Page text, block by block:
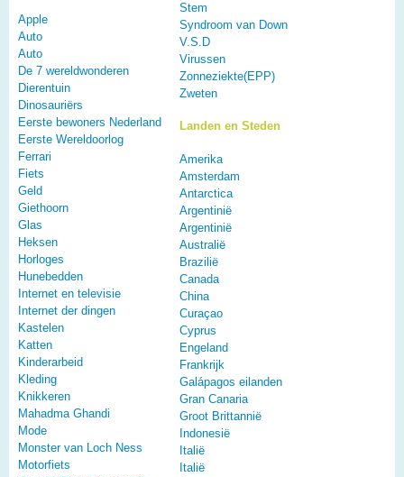
Apple
Auto
Auto
De 7 wereldwonderen
Dierentuin
Dinosauriërs
Eerste bewoners Nederland
Eerste Wereldoorlog
Ferrari
Fiets
Geld
Giethoorn
Glas
Heksen
Horloges
Hunebedden
Internet en televisie
Internet der dingen
Kastelen
Katten
Kinderarbeid
Kleding
Knikkeren
Mahadma Ghandi
Mode
Monster van Loch Ness
Motorfiets
Stem
Syndroom van Down
V.S.D
Virussen
Zonneziekte(EPP)
Zweten
Landen en Steden
Amerika
Amsterdam
Antarctica
Argentinië
Argentinië
Australië
Brazilië
Canada
China
Curaçao
Cyprus
Engeland
Frankrijk
Galápagos eilanden
Gran Canaria
Groot Brittannië
Indonesië
Italië
Italië